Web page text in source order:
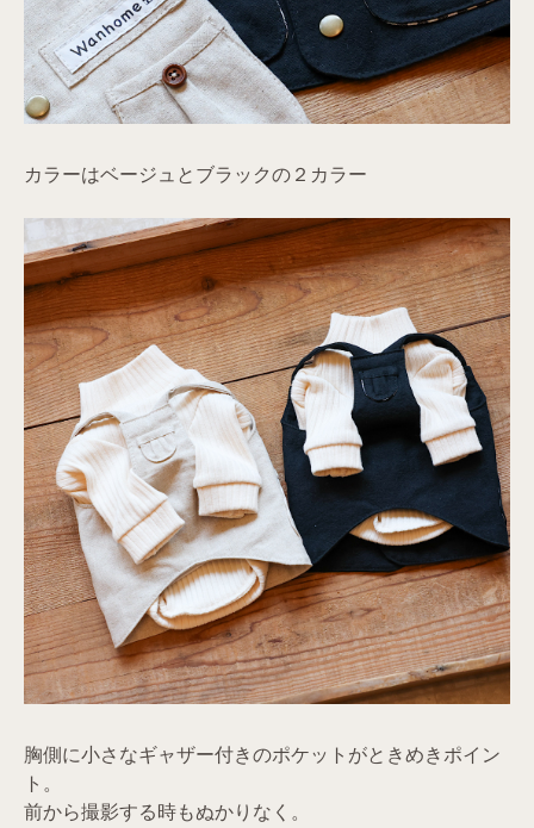
カラーはベージュとブラックの２カラー
胸側に小さなギャザー付きのポケットがときめきポイン
ト。
前から撮影する時もぬかりなく。